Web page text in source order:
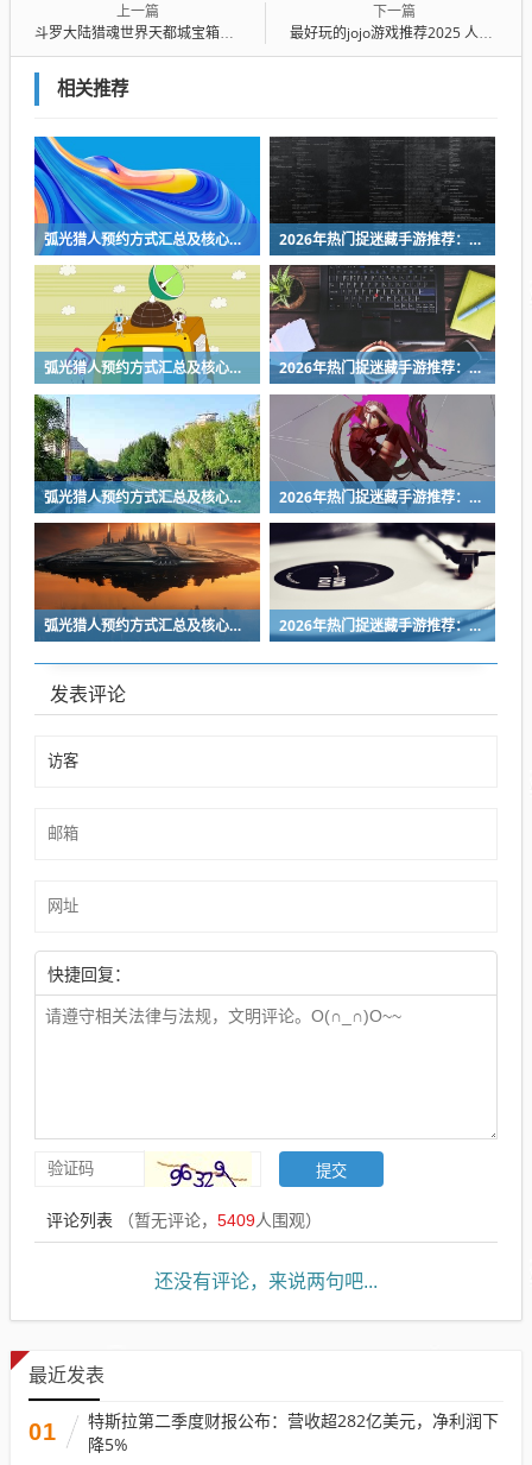
上一篇
斗罗大陆猎魂世界天都城宝箱在哪 斗罗大陆猎魂世界天都城宝箱位置分布
下一篇
最好玩的jojo游戏推荐2025 人气最高的jojo系列手游汇总
相关推荐
弧光猎人预约方式汇总及核心玩法详细介绍 2026年热门捉迷藏手游推荐：好玩又上瘾的躲猫猫游戏合集
弧光猎人预约方式汇总及核心玩法详细介绍 2026年热门捉迷藏手游推荐：好玩又上瘾的躲猫猫游戏合集
弧光猎人预约方式汇总及核心玩法详细介绍 2026年热门捉迷藏手游推荐：好玩又上瘾的躲猫猫游戏合集
弧光猎人预约方式汇总及核心玩法详细介绍 2026年热门捉迷藏手游推荐：好玩又上瘾的躲猫猫游戏合集
发表评论
快捷回复：
评论列表 （暂无评论， 5409人围观）
还没有评论，来说两句吧...
最近发表
01
特斯拉第二季度财报公布：营收超282亿美元，净利润下
降5%